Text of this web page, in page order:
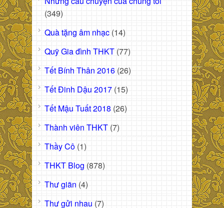
(349)
Quà tặng âm nhạc (14)
Quỹ Gia đình THKT (77)
Tết Bính Thân 2016 (26)
Tết Đinh Dậu 2017 (15)
Tết Mậu Tuất 2018 (26)
Thành viên THKT (7)
Thầy Cô (1)
THKT Blog (878)
Thư giãn (4)
Thư gửi nhau (7)